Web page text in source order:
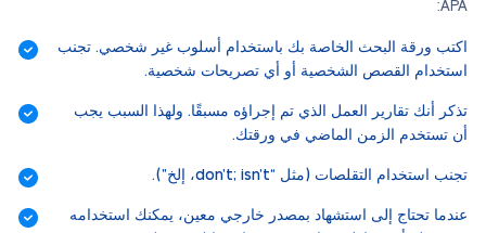
APA:
اكتب ورقة البحث الخاصة بك باستخدام أسلوب غير شخصي. تجنب
استخدام القصص الشخصية أو أي تصريحات شخصية.
تذكر أنك تقارير العمل الذي تم إجراؤه مسبقًا. ولهذا السبب يجب
أن تستخدم الزمن الماضي في ورقتك.
تجنب استخدام التقلصات (مثل “don’t; isn’t، إلخ”).
عندما تحتاج إلى استشهاد بمصدر خارجي معين، يمكنك استخدامه